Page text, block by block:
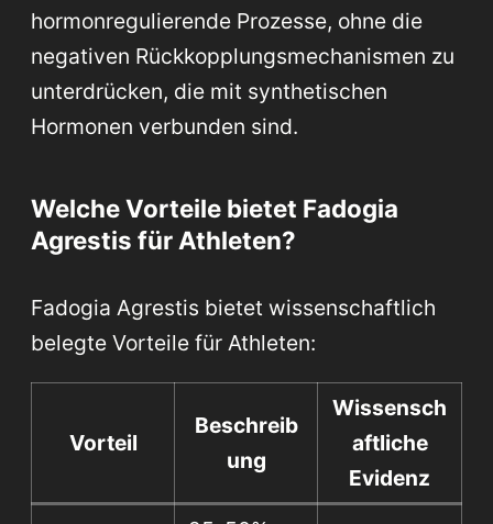
hormonregulierende Prozesse, ohne die
negativen Rückkopplungsmechanismen zu
unterdrücken, die mit synthetischen
Hormonen verbunden sind.
Welche Vorteile bietet Fadogia
Agrestis für Athleten?
Fadogia Agrestis bietet wissenschaftlich
belegte Vorteile für Athleten:
Vorteil
Beschreib
ung
Wissensch
aftliche
Evidenz